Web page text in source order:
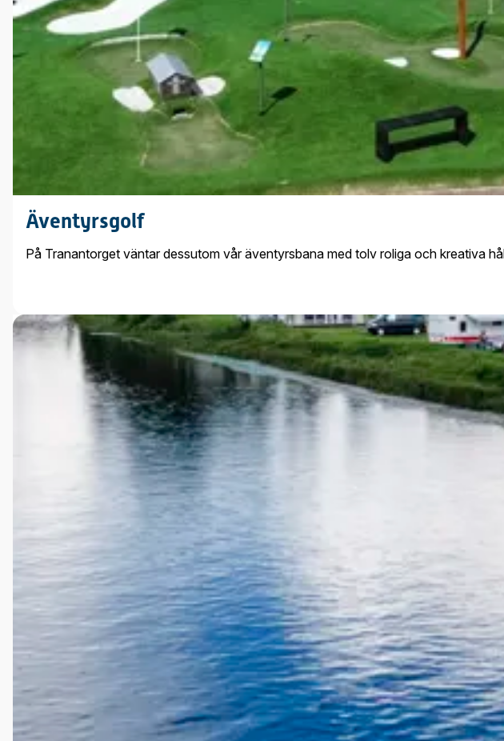
Äventyrsgolf
På Tranantorget väntar dessutom vår äventyrsbana med tolv roliga och kreativa